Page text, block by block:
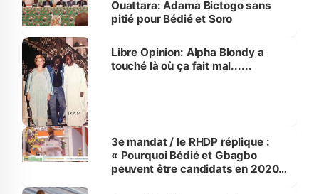
Ouattara: Adama Bictogo sans
pitié pour Bédié et Soro
Libre Opinion: Alpha Blondy a
touché là où ça fait mal......
3e mandat / le RHDP réplique :
« Pourquoi Bédié et Gbagbo
peuvent être candidats en 2020